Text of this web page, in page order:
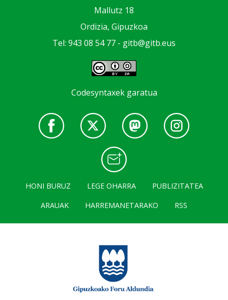
Mallutz 18
Ordizia, Gipuzkoa
Tel: 943 08 54 77 - gitb@gitb.eus
Codesyntaxek garatua
HONI BURUZ LEGE OHARRA
PUBLIZITATEA
ARAUAK
HARREMANETARAKO RSS